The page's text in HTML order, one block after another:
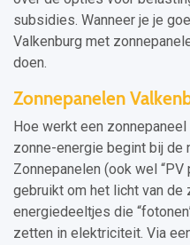
subsidies. Wanneer je je
Valkenburg met
doen.
Zonnepanelen
Hoe werkt een
zonne-energie begint bij de
Zonnepanelen (ook wel
gebruikt om het licht van de
energiedeeltjes die
zetten in elektriciteit. Via